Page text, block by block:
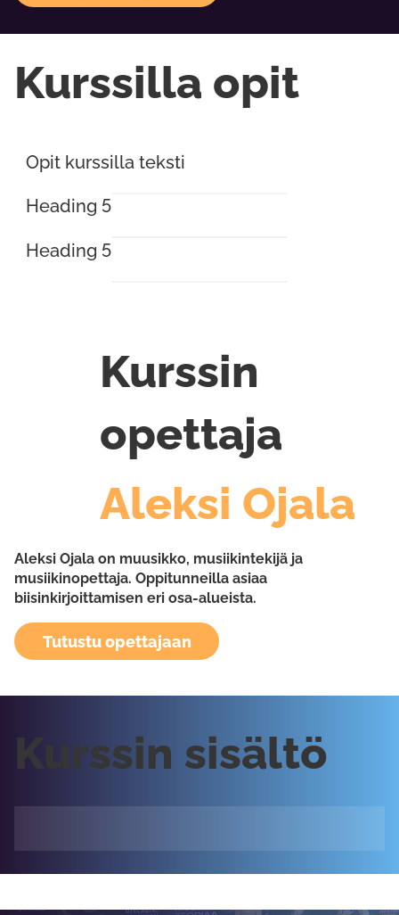
Kurssilla opit
Opit kurssilla teksti
Heading 5
Heading 5
Kurssin
opettaja
Aleksi Ojala
Aleksi Ojala on muusikko, musiikintekijä ja
musiikinopettaja. Oppitunneilla asiaa
biisinkirjoittamisen eri osa-alueista.
Tutustu opettajaan
Kurssin sisältö